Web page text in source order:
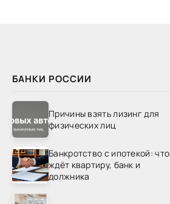
БАНКИ РОССИИ
Причины взять лизинг для
физических лиц
Банкротство с ипотекой: что
ждёт квартиру, банк и
должника